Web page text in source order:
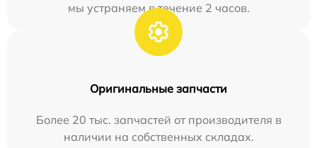
мы устраняем в течение 2 часов.
Оригинальные запчасти
Более 20 тыс. запчастей от производителя в
наличии на собственных складах.